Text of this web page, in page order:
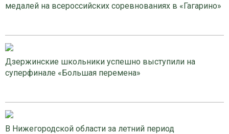
медалей на всероссийских соревнованиях в «Гагарино»
Дзержинские школьники успешно выступили на
суперфинале «Большая перемена»
В Нижегородской области за летний период